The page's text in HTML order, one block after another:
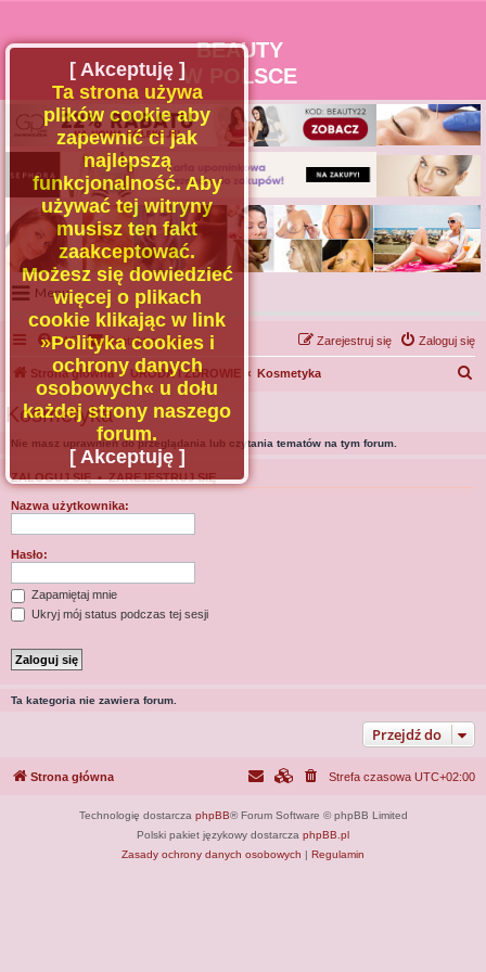
BEAUTY
W POLSCE
Menu
Portal
Facebook
Regulamin
Zapytaj administratora
Kontakt
FAQ Kontakt z nami Zaloguj się
Zarejestruj się
Strona główna URODA I ZDROWIE Kosmetyka
Kosmetyka
Nie masz uprawnień do przeglądania lub czytania tematów na tym forum.
ZALOGUJ SIĘ•ZAREJESTRUJ SIĘ
Nazwa użytkownika:
Hasło:
Zapamiętaj mnie
Ukryj mój status podczas tej sesji
Ta kategoria nie zawiera forum.
Przejdź do
[ Akceptuję ]
Ta strona używa
plików cookie aby
zapewnić ci jak
najlepszą
funkcjonalność. Aby
używać tej witryny
musisz ten fakt
zaakceptować.
Możesz się dowiedzieć
więcej o plikach
cookie klikając w link
»Polityka cookies i
ochrony danych
osobowych« u dołu
każdej strony naszego
forum.
[ Akceptuję ]
Strona główna Strefa czasowa UTC+02:00
Technologię dostarcza phpBB® Forum Software © phpBB Limited
Polski pakiet językowy dostarcza phpBB.pl
Zasady ochrony danych osobowych | Regulamin